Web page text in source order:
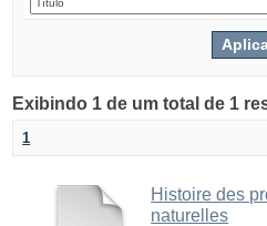
Exibindo 1 de um total de 1
1
Histoire des
naturelles